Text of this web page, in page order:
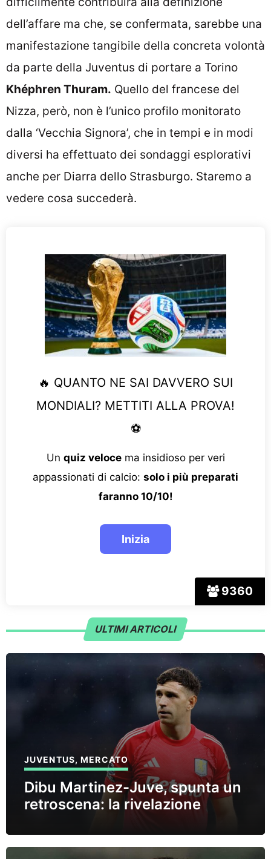
dell’affare ma che, se confermata, sarebbe una
manifestazione tangibile della concreta volontà
da parte della Juventus di portare a Torino
Khéphren Thuram. Quello del francese del
Nizza, però, non è l’unico profilo monitorato
dalla ‘Vecchia Signora’, che in tempi e in modi
diversi ha effettuato dei sondaggi esplorativi
anche per Diarra dello Strasburgo. Staremo a
vedere cosa succederà.
9360
🔥 QUANTO NE SAI DAVVERO SUI
MONDIALI? METTITI ALLA PROVA!
⚽
Un quiz velocema insidioso per veri
appassionati di calcio: solo i più preparati
faranno 10/10!
ULTIMI ARTICOLI
JUVENTUS,MERCATO
Dibu Martinez-Juve, spunta un
retroscena: la rivelazione